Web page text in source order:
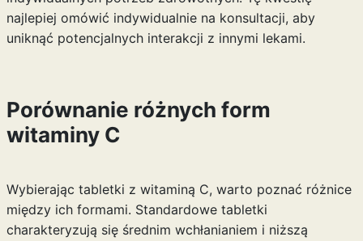
najlepiej omówić indywidualnie na konsultacji, aby
uniknąć potencjalnych interakcji z innymi lekami.
Porównanie różnych form
witaminy C
Wybierając tabletki z witaminą C, warto poznać różnice
między ich formami. Standardowe tabletki
charakteryzują się średnim wchłanianiem i niższą